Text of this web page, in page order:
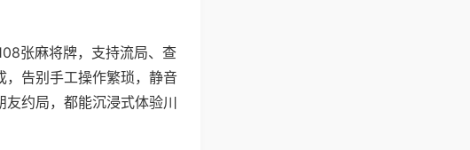
张麻将牌，支持流局、查
，告别手工操作繁琐，静音
约局，都能沉浸式体验川